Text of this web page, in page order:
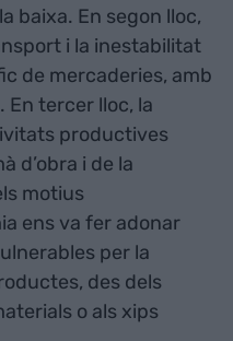
baixa. En segon lloc,
i la inestabilitat
de mercaderies, amb
En tercer lloc, la
productives
d’obra i de la
motius
ens va fer adonar
per la
des dels
o als xips